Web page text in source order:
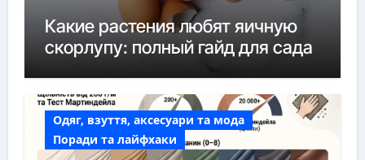
Какие растения любят яичную
скорлупу: полный гайд для сада
Одяг, взуття, аксесуари та мода
Поради та лайфхаки